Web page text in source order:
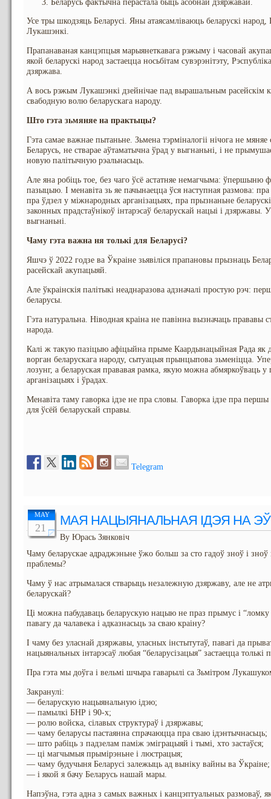
Беларусь фактычна перастала быць асобнай дзяржавай.
Усе тры шкодзяць Беларусі. Яны атаясамліваюць беларускі народ,
Лукашэнкі.
Прапанаваная канцэпцыя марыянеткавага рэжыму і часовай
якой беларускі народ застаецца носьбітам сувэрэнітэту,
дзяржава.
А вось рэжым Лукашэнкі дзейнічае пад вырашальным расейскім
свабодную волю беларускага народу.
Што гэта зьмяняе на практыцы?
Гэта самае важнае пытаньне. Зьмена тэрміналогіі нічога не
Беларусь, не стварае аўтаматычна ўрад у выгнаньні, і не
новую палітычную рэальнасьць.
Але яна робіць тое, без чаго ўсё астатняе немагчыма: ўпершыню
пазыцыю. І менавіта зь яе пачынаецца ўся наступная размова:
пра ўдзел у міжнародных арганізацыях, пра прызнаньне
законных прадстаўнікоў інтарэсаў беларускай нацыі і
выгнаньні.
Чаму гэта важна ня толькі для Беларусі?
Яшчэ ў 2022 годзе ва Ўкраіне зьявіліся прапановы прызнаць
расейскай акупацыяй.
Але ўкраінскія палітыкі неаднаразова адзначалі простую рэч:
беларусы.
Гэта натуральна. Ніводная краіна не павінна вызначаць прававы
народа.
Калі ж такую пазіцыю афіцыйна прыме Каардынацыйная Рада як
ворган беларускага народу, сытуацыя прынцыпова зьменіцца.
лозунг, а беларуская прававая рамка, якую можна абмяркоўваць
арганізацыях і ўрадах.
Менавіта таму гаворка ідзе не пра словы. Гаворка ідзе пра
для ўсёй беларускай справы.
Telegram
MAY
21 МАЯ НАЦЫЯНАЛЬНАЯ ІДЭЯ НА
By Юрась Зянковіч
Чаму беларускае адраджэньне ўжо больш за сто гадоў зноў і
праблемы?
Чаму ў нас атрымалася стварыць незалежную дзяржаву, але не
беларускай?
Ці можна пабудаваць беларускую нацыю не праз прымус і “ломку
павагу да чалавека і адказнасьць за сваю краіну?
І чаму без уласнай дзяржавы, уласных інстытутаў, павагі да
нацыянальных інтарэсаў любая “беларусізацыя” застаецца
Пра гэта мы доўга і вельмі шчыра гаварылі са Зьмітром
Закранулі:
— беларускую нацыянальную ідэю;
— памылкі БНР і 90-х;
— ролю войска, сілавых структураў і дзяржавы;
— чаму беларусы пастаянна спрачаюцца пра сваю ідэнтычнасьць;
— што рабіць з падзелам паміж эміграцыяй і тымі, хто застаўся;
— ці магчымыя прымірэньне і люстрацыя;
— чаму будучыня Беларусі залежыць ад выніку вайны ва Ўкраіне;
— і якой я бачу Беларусь нашай мары.
Напэўна, гэта адна з самых важных і канцэптуальных размоваў,